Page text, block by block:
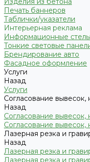
Печать баннеров
Таблички/указатели
Интерьерная реклама
Информационные
Тонкие световые
Брендирование авто
Фасадное оформление
Услуги
Назад
Услуги
Согласование
Назад
Согласование
Согласование
Лазерная резка и
Назад
Лазерная резка и
Лазерная резка и